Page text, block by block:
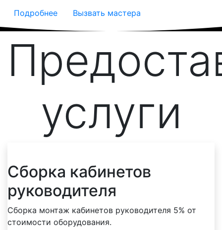
Подробнее Вызвать мастера
услуги
Сборка кабинетов
руководителя
Сборка монтаж кабинетов руководителя 5% от
стоимости оборудования.